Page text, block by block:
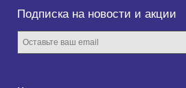
Подписка на новости и акции